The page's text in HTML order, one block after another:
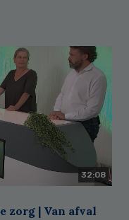
32:08
zorg | Van afval